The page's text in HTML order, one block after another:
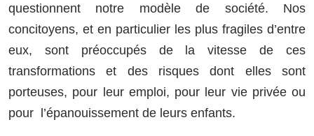
questionnent notre modèle de société. Nos
concitoyens, et en particulier les plus fragiles d’entre
eux, sont préoccupés de la vitesse de ces
transformations et des risques dont elles sont
porteuses, pour leur emploi, pour leur vie privée ou
pour l’épanouissement de leurs enfants.